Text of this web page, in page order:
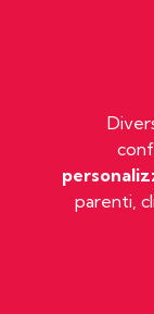
parenti,